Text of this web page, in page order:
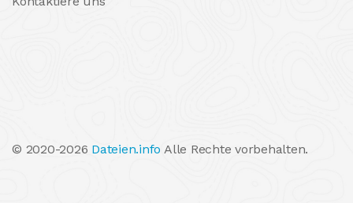
© 2020-2026 Dateien.info Alle Rechte vorbehalten.